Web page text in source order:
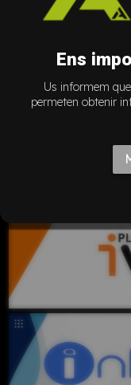
Ens
Us informem
permeten obtenir